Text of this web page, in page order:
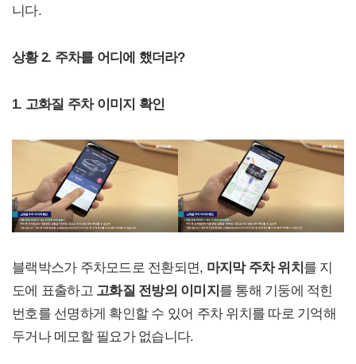
니다.
상황 2. 주차를 어디에 했더라?
1. 고화질 주차 이미지 확인
블랙박스가 주차모드로 전환되면, 마지막 주차 위치 를 지
도에 표출하고 고화질 전방의 이미지 를 통해 기둥에 적힌
번호를 선명하게 확인할 수 있어 주차 위치를 따로 기억해
두거나 메모할 필요가 없습니다.